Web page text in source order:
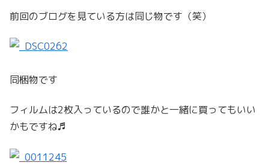
前回のブログを見ている方は同じ物です（笑）
同梱物です
フィルムは2枚入っているので誰かと一緒に買ってもいい
かもですね♬